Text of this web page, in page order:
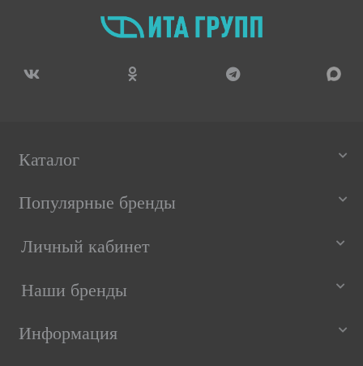
Каталог
Популярные бренды
Личный кабинет
Наши бренды
Информация